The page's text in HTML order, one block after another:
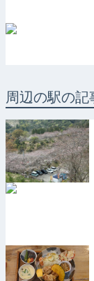
周辺の駅の記